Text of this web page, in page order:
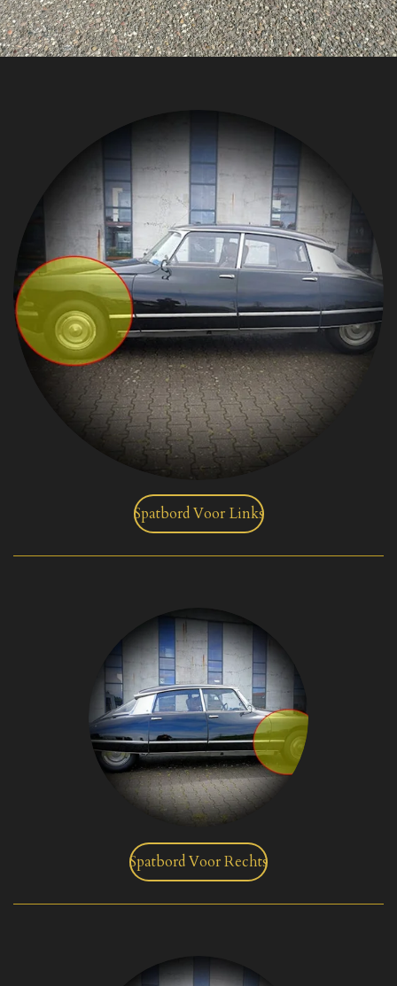
Spatbord Voor Links
Spatbord Voor Rechts